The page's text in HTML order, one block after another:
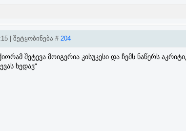
| შეტყობინება #204
შეტევა მოიგერია კისუკესი და ჩემს ნაწერს
ხედავ"